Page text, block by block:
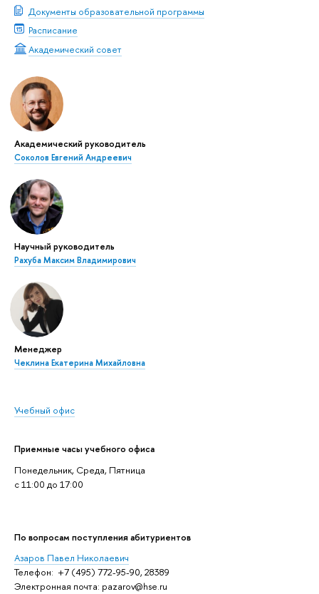
Документы образовательной программы
Расписание
Академический совет
Академический руководитель
Соколов Евгений Андреевич
Научный руководитель
Рахуба Максим Владимирович
Менеджер
Чеклина Екатерина Михайловна
Учебный офис
Приемные часы учебного офиса
Понедельник, Среда, Пятница
c 11:00 до 17:00
По вопросам поступления абитуриентов
Азаров Павел Николаевич
Телефон: +7 (495) 772-95-90, 28389
Электронная почта: pazarov@hse.ru